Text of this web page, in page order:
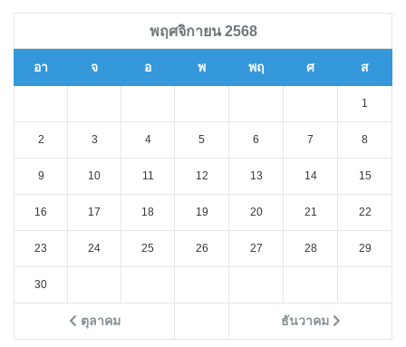
พฤศจิกายน 2568
อา จ อ พ พฤ ศ ส
ตุลาคม ธันวาคม
1
2 3 4 5 6 7 8
9 10 11 12 13 14 15
16 17 18 19 20 21 22
23 24 25 26 27 28 29
30